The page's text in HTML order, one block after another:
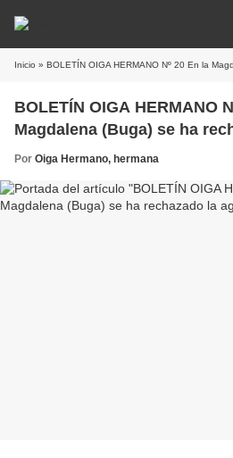
Inicio » BOLETÍN OIGA HERMANO Nº 20 En la
BOLETÍN OIGA HERMANO
Magdalena (Buga) se ha
Por Oiga Hermano, hermana